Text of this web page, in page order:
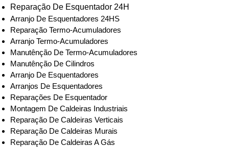
Reparação De Esquentador 24H
Arranjo De Esquentadores 24HS
Reparação Termo-Acumuladores
Arranjo Termo-Acumuladores
Manutênção De Termo-Acumuladores
Manutênção De Cilindros
Arranjo De Esquentadores
Arranjos De Esquentadores
Reparações De Esquentador
Montagem De Caldeiras Industriais
Reparação De Caldeiras Verticais
Reparação De Caldeiras Murais
Reparação De Caldeiras A Gás